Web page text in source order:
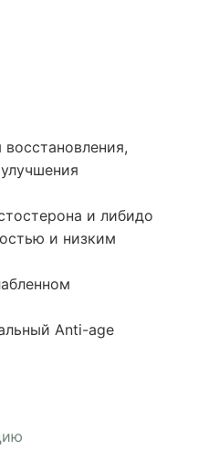
и либидо
и низким
Anti-age